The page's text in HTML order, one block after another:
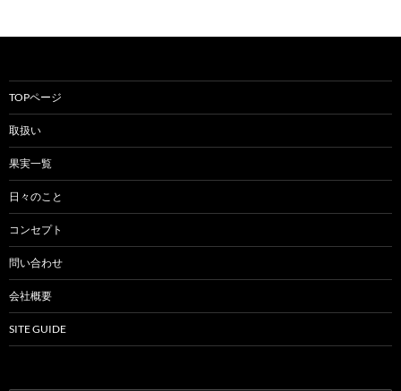
TOPページ
取扱い
果実一覧
日々のこと
コンセプト
問い合わせ
会社概要
SITE GUIDE